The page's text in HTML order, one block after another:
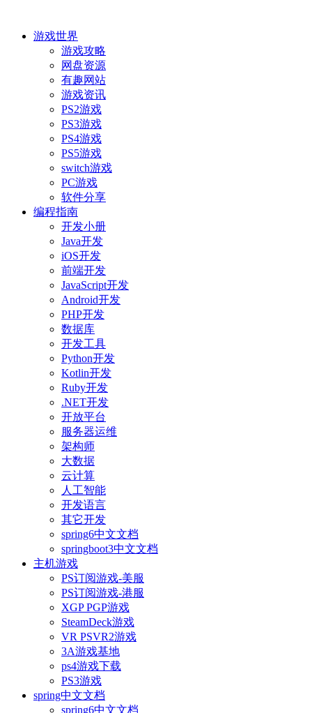
游戏世界
游戏攻略
网盘资源
有趣网站
游戏资讯
PS2游戏
PS3游戏
PS4游戏
PS5游戏
switch游戏
PC游戏
软件分享
编程指南
开发小册
Java开发
iOS开发
前端开发
JavaScript开发
Android开发
PHP开发
数据库
开发工具
Python开发
Kotlin开发
Ruby开发
.NET开发
开放平台
服务器运维
架构师
大数据
云计算
人工智能
开发语言
其它开发
spring6中文文档
springboot3中文文档
主机游戏
PS订阅游戏-美服
PS订阅游戏-港服
XGP PGP游戏
SteamDeck游戏
VR PSVR2游戏
3A游戏基地
ps4游戏下载
PS3游戏
spring中文文档
spring6中文文档